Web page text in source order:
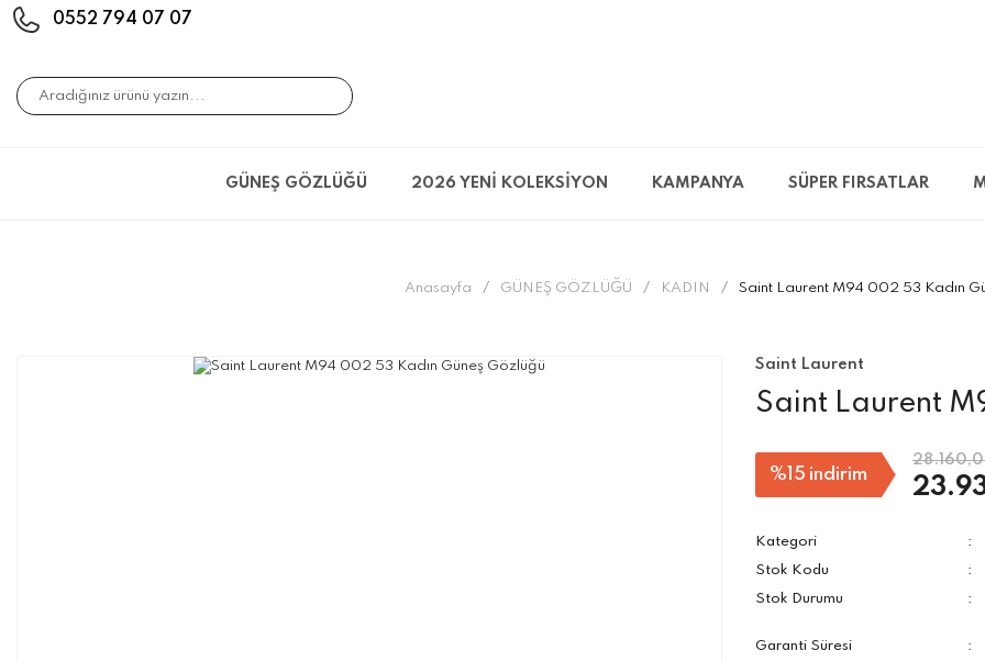
0552 794 07 07
GÜNEŞ GÖZLÜĞÜ 2026 YENİ KOLEKSİYON KAMPANYA SÜPER FIRSATLAR
Anasayfa GÜNEŞ GÖZLÜĞÜ KADIN Saint Laurent M94 002 53 Kadın
Saint Laurent
Saint Laurent
%15 indirim
Kategori
Stok Kodu
Stok Durumu
Garanti Süresi